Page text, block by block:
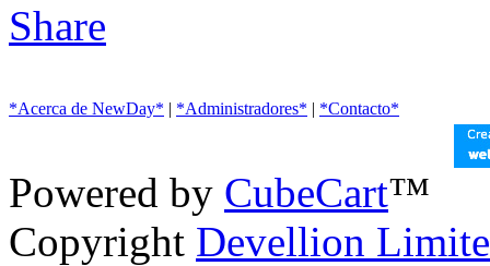
*Acerca de NewDay* | *Administradores* | *Contacto*
Powered by CubeCart™
Copyright Devellion